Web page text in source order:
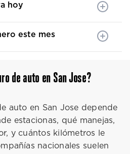
hoy
este mes
de auto en San Jose?
auto en San Jose depende
estacionas, qué manejas,
y cuántos kilómetros le
nacionales suelen